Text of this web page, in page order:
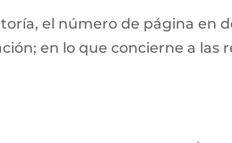
el número de página en
en lo que concierne a